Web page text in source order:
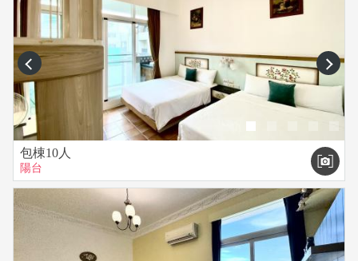
prev next
包棟10人
陽台